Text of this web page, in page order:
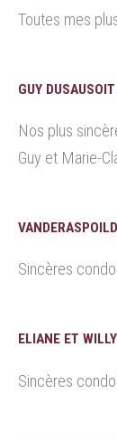
Toutes mes
GUY
Nos plus
Guy et Marie-
Sincères
ELIANE ET
Sincères